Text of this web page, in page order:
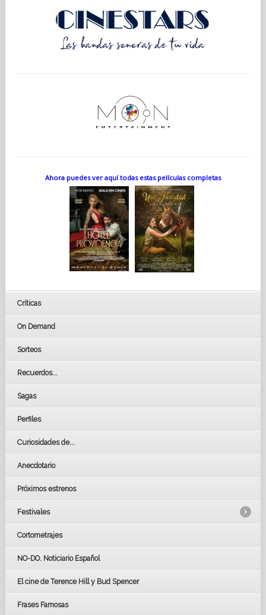
Ahora puedes ver aquí todas estas películas completas
Críticas
On Demand
Sorteos
Recuerdos...
Sagas
Perfiles
Curiosidades de...
Anecdotario
Próximos estrenos
Festivales
LOS OSCARS
GOYAS
BAFTA
FESTIVAL DE HUELVA 2019
FESTIVAL DE CINE DE SEVILLA 2019
Cortometrajes
NO-DO. Noticiario Español
El cine de Terence Hill y Bud Spencer
Frases Famosas